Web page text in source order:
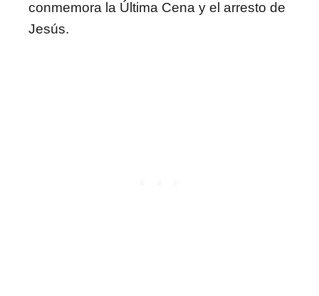
conmemora la Última Cena y el arresto de
Jesús.